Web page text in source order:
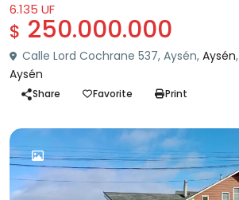
6.135 UF
$ 250.000.000
Calle Lord Cochrane 537, Aysén, Aysén,
Aysén
Share Favorite Print